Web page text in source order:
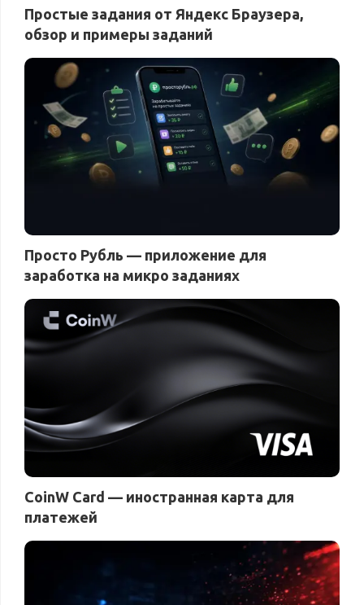
Простые задания от Яндекс Браузера,
обзор и примеры заданий
Просто Рубль — приложение для
заработка на микро заданиях
CoinW Card — иностранная карта для
платежей